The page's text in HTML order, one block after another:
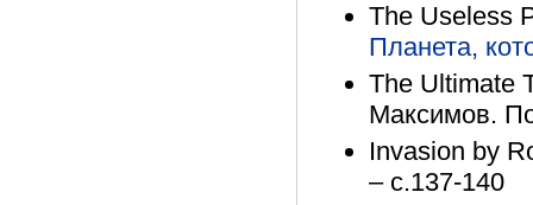
The Useless
Планета,
The Ultimate
Максимов.
Invasion by
– с.137-140